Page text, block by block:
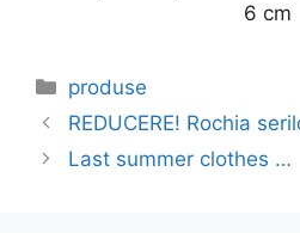
6 cm
Categories
produse
REDUCERE! Rochia
Last summer clothes …